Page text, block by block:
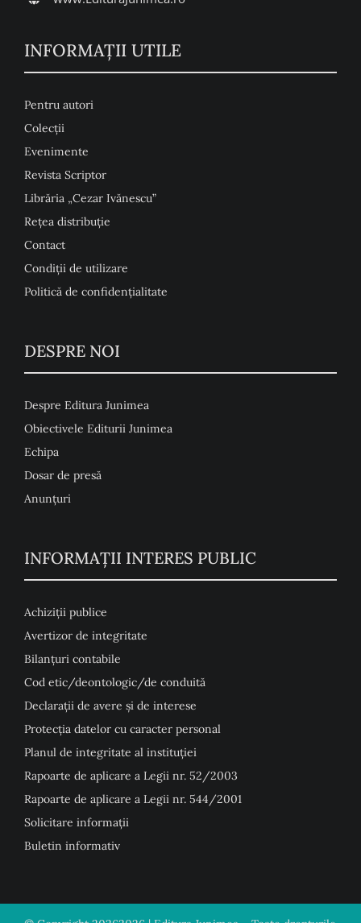
INFORMAŢII UTILE
Pentru autori
Colecţii
Evenimente
Revista Scriptor
Librăria „Cezar Ivănescu”
Rețea distribuție
Contact
Condiţii de utilizare
Politică de confidențialitate
DESPRE NOI
Despre Editura Junimea
Obiectivele Editurii Junimea
Echipa
Dosar de presă
Anunţuri
INFORMAȚII INTERES PUBLIC
Achiziții publice
Avertizor de integritate
Bilanțuri contabile
Cod etic/deontologic/de conduită
Declarații de avere și de interese
Protecția datelor cu caracter personal
Planul de integritate al instituției
Rapoarte de aplicare a Legii nr. 52/2003
Rapoarte de aplicare a Legii nr. 544/2001
Solicitare informații
Buletin informativ